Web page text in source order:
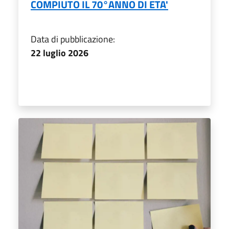
COMPIUTO IL 70°ANNO DI ETA'
Data di pubblicazione:
22 luglio 2026